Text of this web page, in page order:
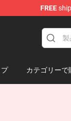
FREE
カテゴリーで